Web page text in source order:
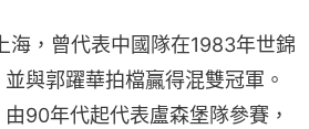
海，曾代表中國隊在1983年世錦
與郭躍華拍檔贏得混雙冠軍。
90年代起代表盧森堡隊參賽，